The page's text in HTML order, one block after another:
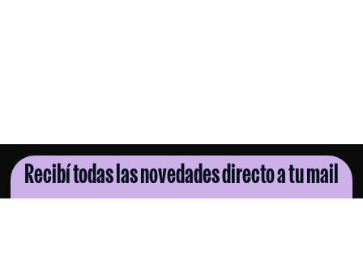
Recibí todas las novedades directo a tu mail